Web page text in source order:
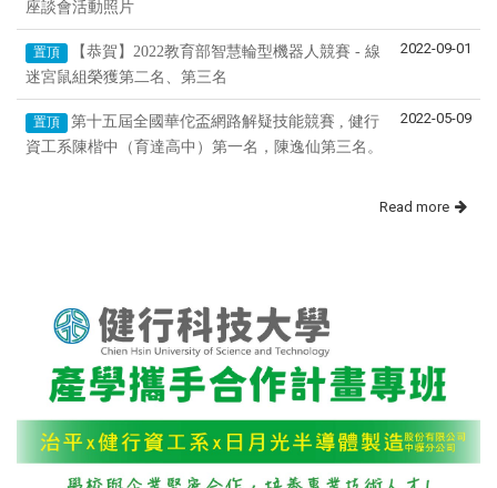
座談會活動照片
置頂
【恭賀】2022教育部智慧輪型機器人競賽 - 線
迷宮鼠組榮獲第二名、第三名
2022-09-01
置頂
第十五屆全國華佗盃網路解疑技能競賽 , 健行
資工系陳楷中（育達高中）第一名，陳逸仙第三名。
2022-05-09
Read more